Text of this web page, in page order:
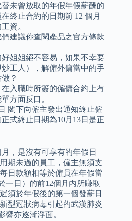
未曾放取的年假年假薪酬的
終止合約的日期前 12 個月
資。
建議你查閱產品之官方條款
姐姐絕不容易，如果不幸要
工人），解僱外傭當中的手
？
入職時所簽的僱傭合約上有
方面反口。
閣下向僱主發出通知終止僱
式終止日期為10月13日是正
，是沒有可享有的年假日
期未過的員工，僱主無須支
日款額相等於僱員在年假當
一日）的前12個月內所賺取
須於年假後的第一個發薪日
型冠狀病毒引起的武漢肺炎
響亦逐漸浮面。